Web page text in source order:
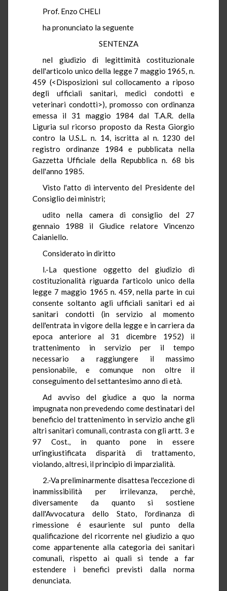
Prof. Enzo CHELI
ha pronunciato la seguente
SENTENZA
nel giudizio di legittimità costituzionale
dell'articolo unico della legge 7 maggio 1965, n.
459 (<Disposizioni sul collocamento a riposo
degli ufficiali sanitari, medici condotti e
veterinari condotti>), promosso con ordinanza
emessa il 31 maggio 1984 dal T.A.R. della
Liguria sul ricorso proposto da Resta Giorgio
contro la U.S.L. n. 14, iscritta al n. 1230 del
registro ordinanze 1984 e pubblicata nella
Gazzetta Ufficiale della Repubblica n. 68 bis
dell'anno 1985.
Visto l'atto di intervento del Presidente del
Consiglio dei ministri;
udito nella camera di consiglio del 27
gennaio 1988 il Giudice relatore Vincenzo
Caianiello.
Considerato in diritto
l.-La questione oggetto del giudizio di
costituzionalità riguarda l'articolo unico della
legge 7 maggio 1965 n. 459, nella parte in cui
consente soltanto agli ufficiali sanitari ed ai
sanitari condotti (in servizio al momento
dell'entrata in vigore della legge e in carriera da
epoca anteriore al 31 dicembre 1952) il
trattenimento in servizio per il tempo
necessario a raggiungere il massimo
pensionabile, e comunque non oltre il
conseguimento del settantesimo anno di età.
Ad avviso del giudice a quo la norma
impugnata non prevedendo come destinatari del
beneficio del trattenimento in servizio anche gli
altri sanitari comunali, contrasta con gli artt. 3 e
97 Cost., in quanto pone in essere
un'ingiustificata disparità di trattamento,
violando, altresì, il principio di imparzialità.
2.-Va preliminarmente disattesa l'eccezione di
inammissibilità per irrilevanza, perchè,
diversamente da quanto si sostiene
dall'Avvocatura dello Stato, l'ordinanza di
rimessione é esauriente sul punto della
qualificazione del ricorrente nel giudizio a quo
come appartenente alla categoria dei sanitari
comunali, rispetto ai quali si tende a far
estendere i benefici previsti dalla norma
denunciata.